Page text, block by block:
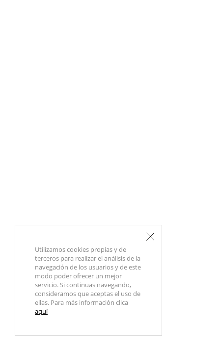
Utilizamos cookies propias y de
terceros para realizar el análisis de la
navegación de los usuarios y de este
modo poder ofrecer un mejor
servicio. Si continuas navegando,
consideramos que aceptas el uso de
ellas. Para más información clica
aquí